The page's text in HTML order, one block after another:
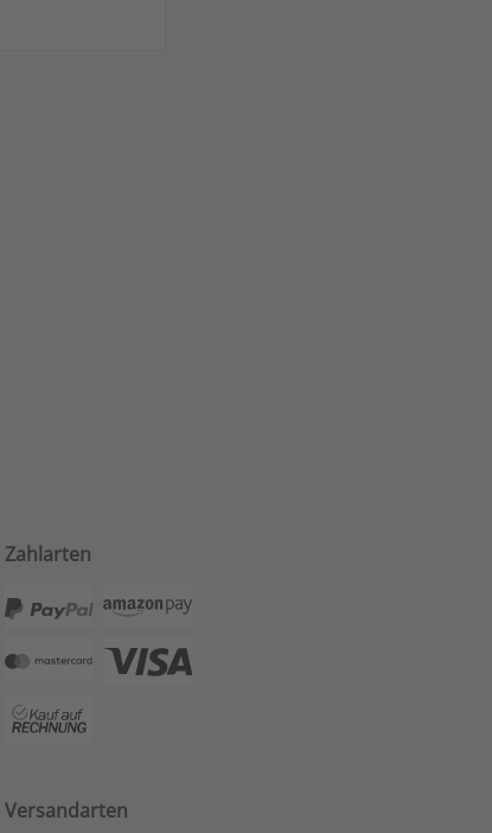
Zahlarten
Versandarten